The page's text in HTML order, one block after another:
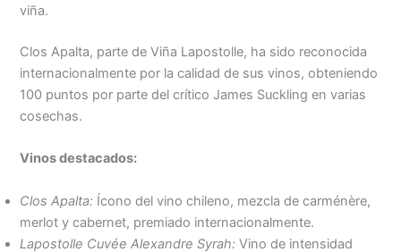
viña.
Clos Apalta, parte de Viña Lapostolle, ha sido reconocida
internacionalmente por la calidad de sus vinos, obteniendo
100 puntos por parte del crítico James Suckling en varias
cosechas.
Vinos destacados:
Clos Apalta: Ícono del vino chileno, mezcla de carménère,
merlot y cabernet, premiado internacionalmente.
Lapostolle Cuvée Alexandre Syrah: Vino de intensidad